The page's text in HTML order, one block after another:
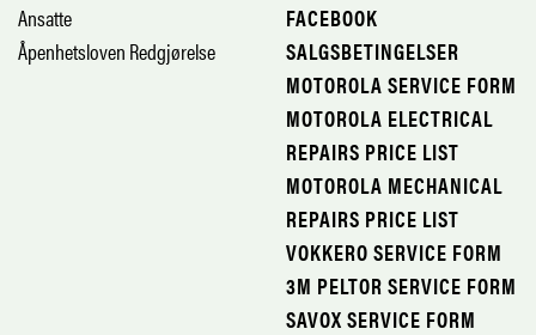
Ansatte
Åpenhetsloven Redgjørelse
FACEBOOK
SALGSBETINGELSER
MOTOROLA SERVICE FORM
MOTOROLA ELECTRICAL
REPAIRS PRICE LIST
MOTOROLA MECHANICAL
REPAIRS PRICE LIST
VOKKERO SERVICE FORM
3M PELTOR SERVICE FORM
SAVOX SERVICE FORM